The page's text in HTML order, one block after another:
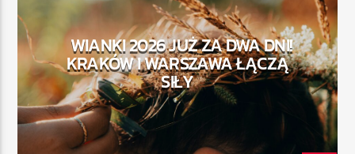
TERAZ
RADIO STREFA MUZY
00:00 24:00
WIANKI 2026 JUŻ ZA DWA DNI!
KRAKÓW I WARSZAWA ŁĄCZĄ
SIŁY